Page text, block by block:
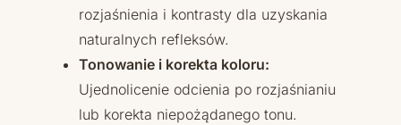
rozjaśnienia i kontrasty dla uzyskania
naturalnych refleksów.
Tonowanie i korekta koloru:
Ujednolicenie odcienia po rozjaśnianiu
lub korekta niepożądanego tonu.